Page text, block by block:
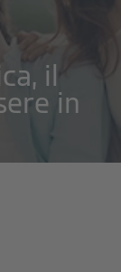
il
in